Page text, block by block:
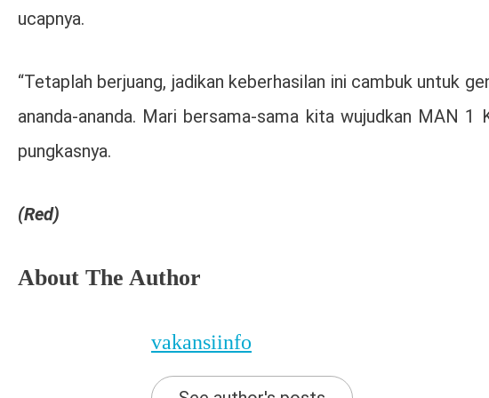
ucapnya.
“Tetaplah berjuang, jadikan keberhasilan ini cambuk untuk
ananda-ananda. Mari bersama-sama kita wujudkan MAN 1
pungkasnya.
(Red)
About The Author
vakansiinfo